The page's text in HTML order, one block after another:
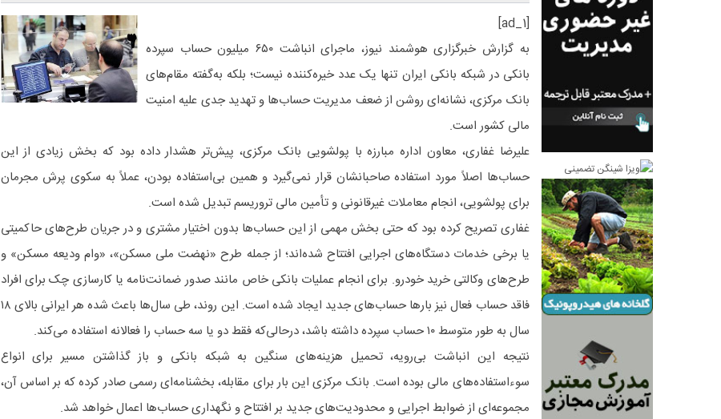
[ad_1]
به گزارش خبرگزاری هوشمند نیوز، ماجرای انباشت ۶۵۰ میلیون حساب سپرده
بانکی در شبکه بانکی ایران تنها یک عدد خیره‌کننده نیست؛ بلکه به‌گفته مقام‌های
بانک مرکزی، نشانه‌ای روشن از ضعف مدیریت حساب‌ها و تهدید جدی علیه امنیت
مالی کشور است.
علیرضا غفاری، معاون اداره مبارزه با پولشویی بانک مرکزی، پیش‌تر هشدار داده بود که بخش زیادی از این
حساب‌ها اصلاً مورد استفاده صاحبانشان قرار نمی‌گیرد و همین بی‌استفاده بودن، عملاً به سکوی پرش مجرمان
برای پولشویی، انجام معاملات غیرقانونی و تأمین مالی تروریسم تبدیل شده است.
غفاری تصریح کرده بود که حتی بخش مهمی از این حساب‌ها بدون اختیار مشتری و در جریان طرح‌های حاکمیتی
یا برخی خدمات دستگاه‌های اجرایی افتتاح شده‌اند؛ از جمله طرح «نهضت ملی مسکن»، «وام ودیعه مسکن» و
طرح‌های وکالتی خرید خودرو. برای انجام عملیات بانکی خاص مانند صدور ضمانت‌نامه یا کارسازی چک برای افراد
فاقد حساب فعال نیز بارها حساب‌های جدید ایجاد شده است. این روند، طی سال‌ها باعث شده هر ایرانی بالای ۱۸
سال به طور متوسط ۱۰ حساب سپرده داشته باشد، درحالی‌که فقط دو یا سه حساب را فعالانه استفاده می‌کند.
نتیجه این انباشت بی‌رویه، تحمیل هزینه‌های سنگین به شبکه بانکی و باز گذاشتن مسیر برای انواع
سوءاستفاده‌های مالی بوده است. بانک مرکزی این بار برای مقابله، بخشنامه‌ای رسمی صادر کرده که بر اساس آن،
مجموعه‌ای از ضوابط اجرایی و محدودیت‌های جدید بر افتتاح و نگهداری حساب‌ها اعمال خواهد شد.